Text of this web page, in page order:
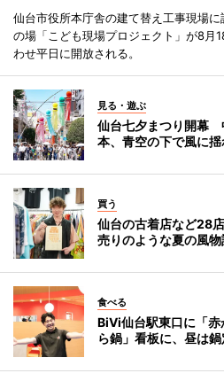
仙台市役所本庁舎の建て替え工事現場
の場「こども現場プロジェクト」が8月
わせ平日に開放される。
見る・遊ぶ
仙台七夕まつり開幕
本、青空の下で風に揺
買う
仙台の古着店など28
売りのような夏の風
食べる
BiVi仙台駅東口に「
ら鍋」看板に、昼は